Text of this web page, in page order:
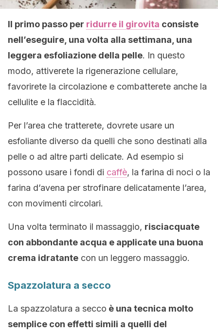
Il primo passo per ridurre il girovita consiste
nell’eseguire, una volta alla settimana, una
leggera esfoliazione della pelle. In questo
modo, attiverete la rigenerazione cellulare,
favorirete la circolazione e combatterete anche la
cellulite e la flaccidità.
Per l’area che tratterete, dovrete usare un
esfoliante diverso da quelli che sono destinati alla
pelle o ad altre parti delicate. Ad esempio si
possono usare i fondi di caffè, la farina di noci o la
farina d’avena per strofinare delicatamente l’area,
con movimenti circolari.
Una volta terminato il massaggio, risciacquate
con abbondante acqua e applicate una buona
crema idratante con un leggero massaggio.
Spazzolatura a secco
La spazzolatura a secco è una tecnica molto
semplice con effetti simili a quelli del